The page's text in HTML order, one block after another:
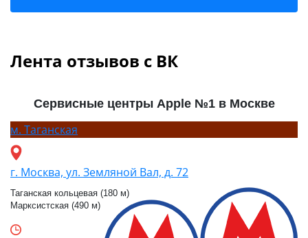
Лента отзывов с ВК
Сервисные центры Apple №1 в Москве
м. Таганская
г. Москва, ул. Земляной Вал, д. 72
Таганская кольцевая (180 м)
Марксистская (490 м)